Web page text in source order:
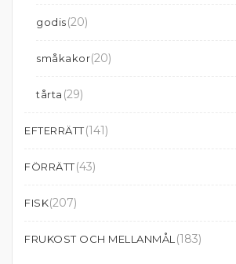
godis(20)
småkakor(20)
tårta (29)
EFTERRÄTT(141)
FÖRRÄTT(43)
FISK(207)
FRUKOST OCH MELLANMÅL(183)